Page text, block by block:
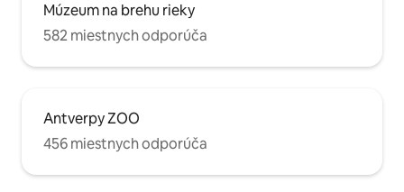
Múzeum na brehu rieky
582 miestnych odporúča
Antverpy ZOO
456 miestnych odporúča